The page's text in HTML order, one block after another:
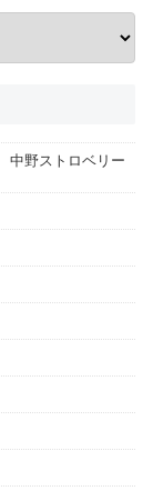
中野ストロベリー